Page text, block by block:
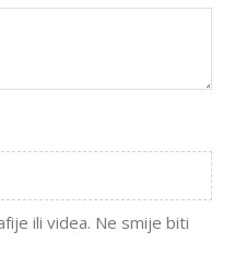
ili videa. Ne smije biti